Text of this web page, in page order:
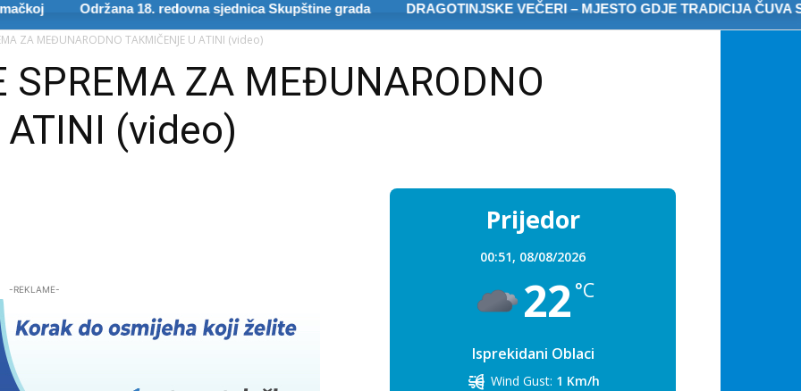
Održana 18. redovna sjednica Skupštine grada DRAGOTINJSKE VEČERI – MJESTO GDJE TRADICIJA ČUVA
ZA MEĐUNARODNO TAKMIČENJE U ATINI (video)
SPREMA ZA MEĐUNARODNO
(video)
-REKLAME-
Prijedor
00:51, 08/08/2026
22 °C
Isprekidani Oblaci
Wind Gust: 1 Km/h